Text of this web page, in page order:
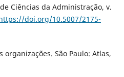
Ciências da Administração, v.
doi.org/10.5007/2175-
organizações. São Paulo: Atlas,